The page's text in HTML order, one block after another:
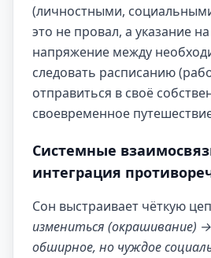
(личностными,
это не провал, а указание
напряжение между
следовать расписанию
отправиться в своё
своевременное
Системные
интеграция
Сон выстраивает чёткую
измениться (окрашивание)
обширное, но чуждое